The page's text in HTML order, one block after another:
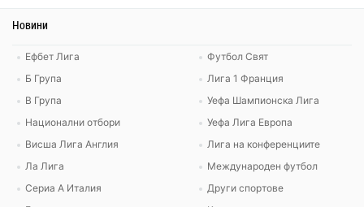
Новини
Ефбет Лига
Б Група
В Група
Национални отбори
Висша Лига Англия
Ла Лига
Сериа А Италия
Футбол Свят
Лига 1 Франция
Уефа Шампионска Лига
Уефа Лига Европа
Лига на конференциите
Международен футбол
Други спортове